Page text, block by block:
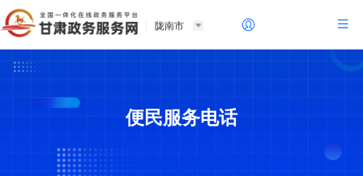
陇南市
便民服务电话